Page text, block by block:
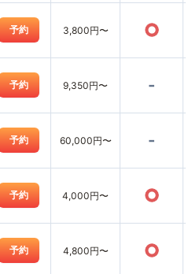
予約 3,800円〜 ○
予約 9,350円〜 -
予約 60,000円〜 -
予約 4,000円〜 ○
予約 4,800円〜 ○